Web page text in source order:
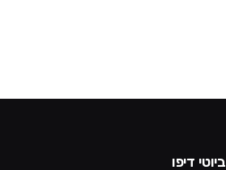
ביוטי דיפו